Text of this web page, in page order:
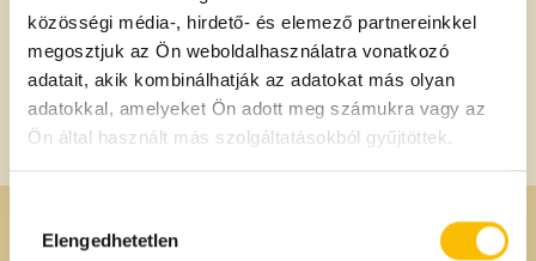
közösségi média-, hirdető- és elemező partnereinkkel
megosztjuk az Ön weboldalhasználatra vonatkozó
adatait, akik kombinálhatják az adatokat más olyan
adatokkal, amelyeket Ön adott meg számukra vagy az
Ön által használt más szolgáltatásokból gyűjtöttek.
kiválasztása
Elengedhetetlen
Tárolási információ
Száraz hűvös helyen tartandó. Felbontás után hűtőben
néhány napig eltartható.